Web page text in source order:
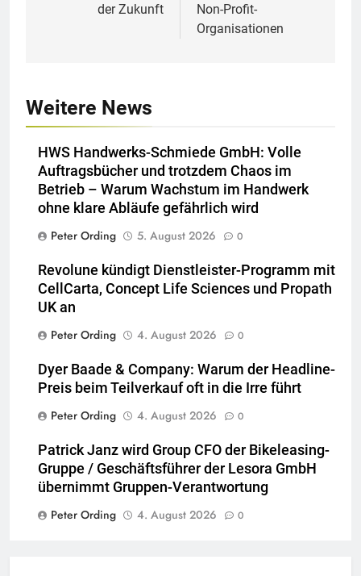
der Zukunft
Non-Profit-
Organisationen
Weitere News
HWS Handwerks-Schmiede GmbH: Volle
Auftragsbücher und trotzdem Chaos im
Betrieb – Warum Wachstum im Handwerk
ohne klare Abläufe gefährlich wird
Peter Ording
5. August 2026 0
Revolune kündigt Dienstleister-Programm mit
CellCarta, Concept Life Sciences und Propath
UK an
Peter Ording
4. August 2026 0
Dyer Baade & Company: Warum der Headline-
Preis beim Teilverkauf oft in die Irre führt
Peter Ording
4. August 2026 0
Patrick Janz wird Group CFO der Bikeleasing-
Gruppe / Geschäftsführer der Lesora GmbH
übernimmt Gruppen-Verantwortung
Peter Ording
4. August 2026 0